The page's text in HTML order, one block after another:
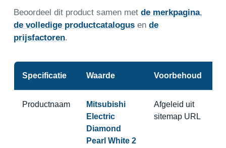
Beoordeel dit product samen met de merkpagina,
de volledige productcatalogusen de
prijsfactoren.
Specificatie Waarde Voorbehoud
Productnaam
Mitsubishi
Electric
Diamond
Pearl White 2
Afgeleid uit
sitemap URL